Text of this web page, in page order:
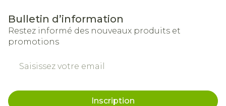
Bulletin d’information
Restez informé des nouveaux produits et
promotions
Inscription